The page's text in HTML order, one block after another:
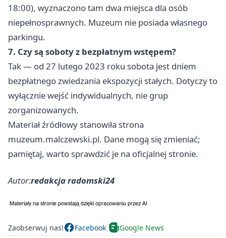
18:00), wyznaczono tam dwa miejsca dla osób
niepełnosprawnych. Muzeum nie posiada własnego
parkingu.
7. Czy są soboty z bezpłatnym wstępem?
Tak — od 27 lutego 2023 roku sobota jest dniem
bezpłatnego zwiedzania ekspozycji stałych. Dotyczy to
wyłącznie wejść indywidualnych, nie grup
zorganizowanych.
Materiał źródłowy stanowiła strona
muzeum.malczewski.pl. Dane mogą się zmieniać;
pamiętaj, warto sprawdzić je na oficjalnej stronie.
Autor:redakcja radomski24
Zaobserwuj nas! Facebook Google News